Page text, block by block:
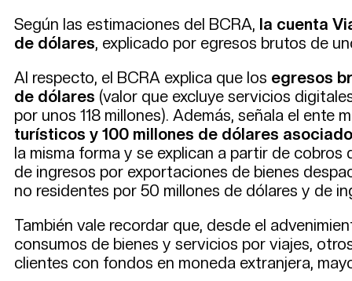
Según las estimaciones del BCRA, la cuenta
de dólares, explicado por egresos brutos de
Al respecto, el BCRA explica que los egresos
de dólares (valor que excluye servicios
por unos 118 millones). Además, señala el ente
turísticos y 100 millones de dólares
la misma forma y se explican a partir de
de ingresos por exportaciones de bienes
no residentes por 50 millones de dólares y de
También vale recordar que, desde el
consumos de bienes y servicios por viajes,
clientes con fondos en moneda extranjera,